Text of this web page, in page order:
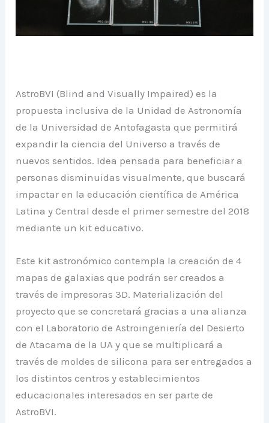
AstroBVI (Blind and Visually Impaired) es la
propuesta inclusiva de la Unidad de Astronomía
de la Universidad de Antofagasta que permitirá
expandir la ciencia del Universo a través de
nuevos sentidos. Idea pensada para beneficiar a
personas disminuidas visualmente, que buscará
impactar en la educación científica de América
Latina y Central desde el primer semestre del 2018
mediante un kit educativo.
Este kit astronómico contempla la creación de 4
mapas de galaxias que podrán ser creados a
través de impresoras 3D. Materialización del
proyecto que se concretará gracias a una alianza
con el Laboratorio de Astroingeniería del Desierto
de Atacama de la UA y que se multiplicará a
través de moldes de silicona para ser entregados a
los distintos centros y establecimientos
educacionales interesados en ser parte de
AstroBVI.